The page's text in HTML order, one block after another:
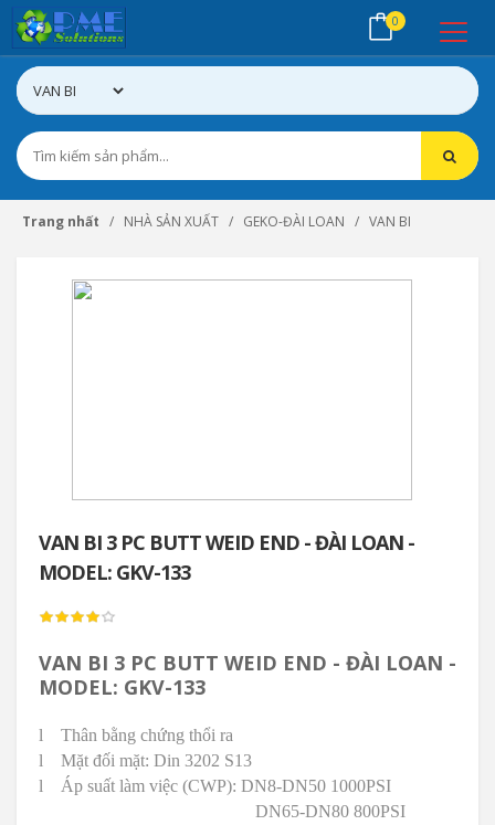
0
Trang nhất NHÀ SẢN XUẤT GEKO-ĐÀI LOAN VAN BI
VAN BI 3 PC BUTT WEID END - ĐÀI LOAN -
MODEL: GKV-133
VAN BI 3 PC BUTT WEID END - ĐÀI LOAN -
MODEL: GKV-133
l
Thân bằng chứng thổi ra
l
Mặt đối mặt: Din 3202 S13
l
Áp suất làm việc (CWP): DN8-DN50 1000PSI
DN65-DN80 800PSI